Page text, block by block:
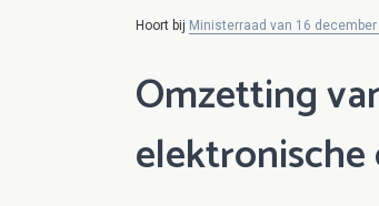
Hoort bij Ministerraad van 16 december
Omzetting